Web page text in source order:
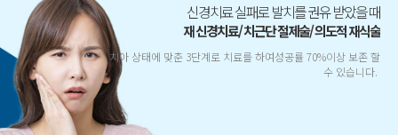
신경치료 실패로 발치를 권유 받았을 때
재 신경치료/ 치근단 절제술/ 의도적 재식술
치아 상태에 맞춘 3단계로 치료를 하여성공률 70%이상 보존 할
수 있습니다.